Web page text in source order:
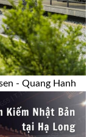
- Quang Hanh